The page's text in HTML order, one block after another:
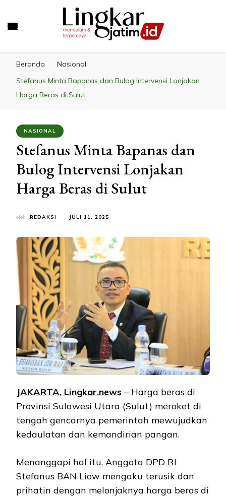
Beranda
Nasional
Stefanus Minta Bapanas dan Bulog Intervensi Lonjakan
Harga Beras di Sulut
NASIONAL
Stefanus Minta Bapanas dan
Bulog Intervensi Lonjakan
Harga Beras di Sulut
oleh REDAKSI JULI 11, 2025
JAKARTA, Lingkar.news – Harga beras di
Provinsi Sulawesi Utara (Sulut) meroket di
tengah gencarnya pemerintah mewujudkan
kedaulatan dan kemandirian pangan.
Menanggapi hal itu, Anggota DPD RI
Stefanus BAN Liow mengaku terusik dan
prihatin dengan melonjaknya harga beras di